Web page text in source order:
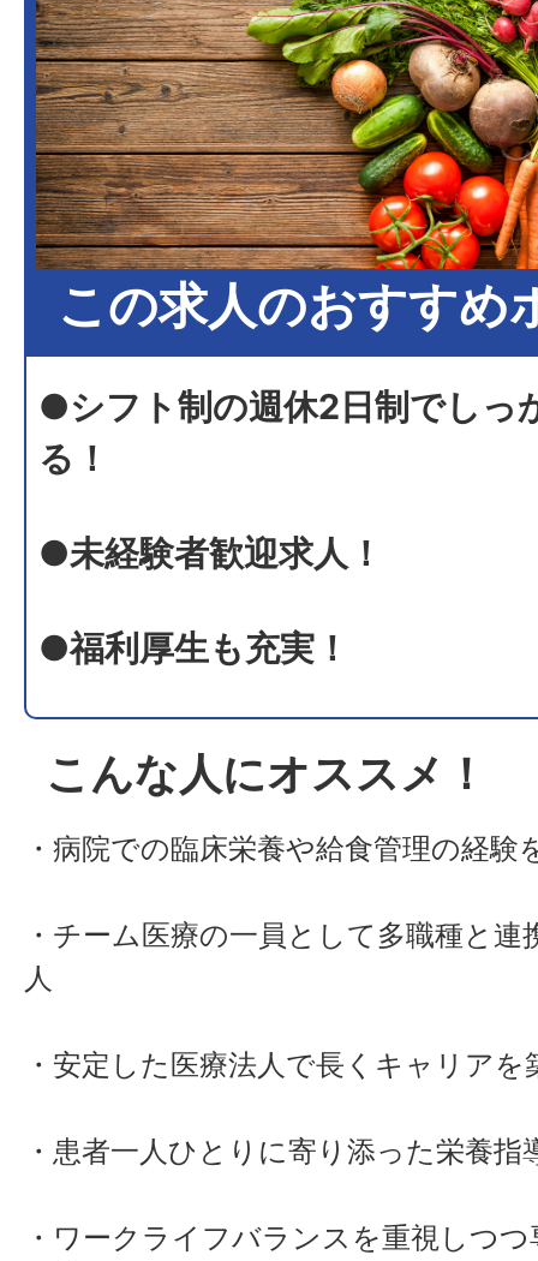
この求人のおすすめ
●シフト制の週休2日制でしっ
る！
●未経験者歓迎求人！
●福利厚生も充実！
こんな人にオススメ！
・病院での臨床栄養や給食管理の経験
・チーム医療の一員として多職種と
人
・安定した医療法人で長くキャリアを
・患者一人ひとりに寄り添った栄養指
・ワークライフバランスを重視しつ